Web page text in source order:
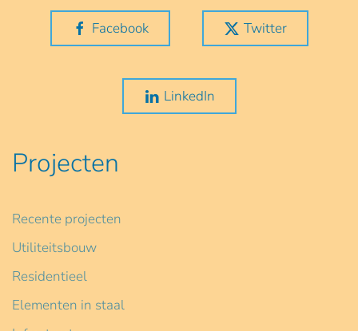
Facebook Twitter
LinkedIn
Projecten
Recente projecten
Utiliteitsbouw
Residentieel
Elementen in staal